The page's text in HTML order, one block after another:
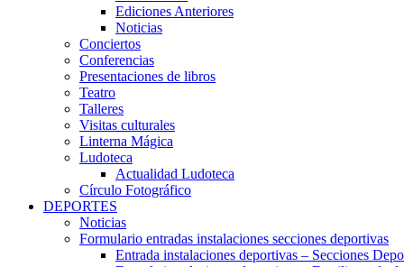
Ediciones Anteriores
Noticias
Conciertos
Conferencias
Presentaciones de libros
Teatro
Talleres
Visitas culturales
Linterna Mágica
Ludoteca
Actualidad Ludoteca
Círculo Fotográfico
DEPORTES
Noticias
Formulario entradas instalaciones secciones deportivas
Entrada instalaciones deportivas – Secciones